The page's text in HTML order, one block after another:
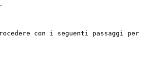
con i seguenti passaggi per